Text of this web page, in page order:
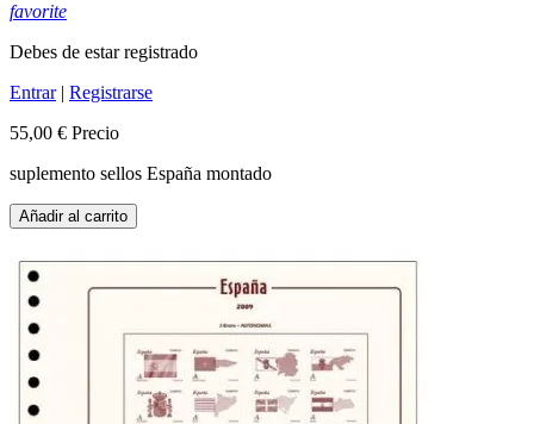
favorite
Debes de estar registrado
Entrar| Registrarse
55,00 € Precio
suplemento sellos España montado
Añadir al carrito